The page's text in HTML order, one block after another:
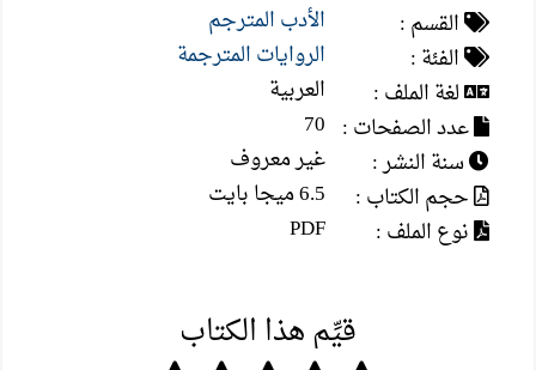
القسم :
الأدب المترجم
الفئة :
الروايات المترجمة
لغة الملف :
العربية
عدد الصفحات : 70
سنة النشر :
غير معروف
حجم الكتاب :
6.5 ميجا بايت
نوع الملف :
PDF
قيِّم هذا الكتاب